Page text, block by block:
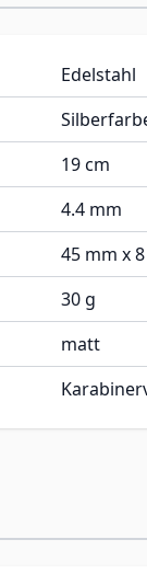
Edelstahl
19 cm
4.4 mm
45 mm x
30 g
matt